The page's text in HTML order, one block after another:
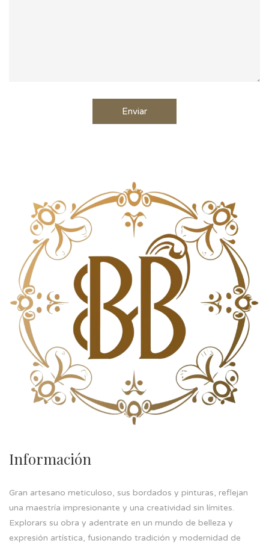
Información
Gran artesano meticuloso, sus bordados y pinturas, reflejan
una maestría impresionante y una creatividad sin límites.
Explorars su obra y adentrate en un mundo de belleza y
expresión artística, fusionando tradición y modernidad de